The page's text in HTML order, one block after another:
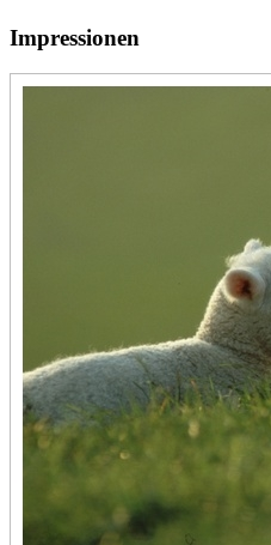
Impressionen